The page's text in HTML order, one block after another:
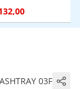
03F